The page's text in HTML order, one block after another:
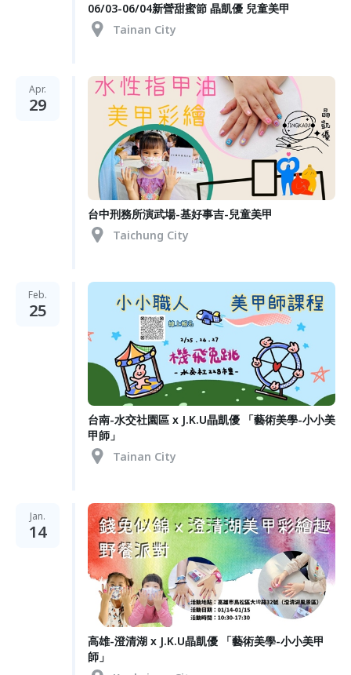
06/03-06/04新營甜蜜節 晶凱優 兒童美甲
Tainan City
Apr.
29
台中刑務所演武場-基好事吉-兒童美甲
Taichung City
Feb.
25
台南-水交社園區 x J.K.U晶凱優 「藝術美學-小小美
甲師」
Tainan City
Jan.
14
高雄-澄清湖 x J.K.U晶凱優 「藝術美學-小小美甲
師」